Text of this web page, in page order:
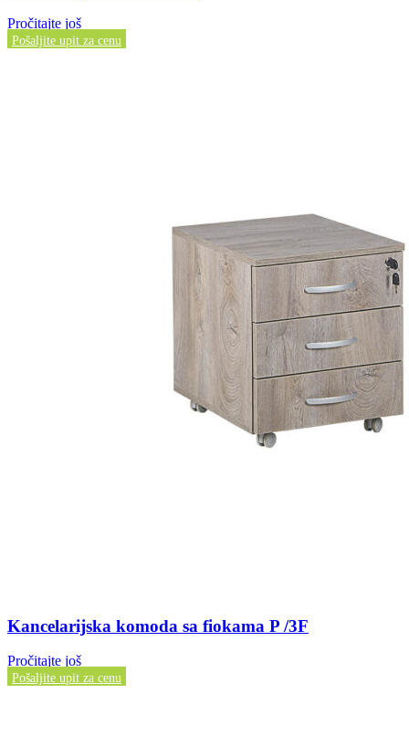
Pročitajte još
Pošaljite upit za cenu
Kancelarijska komoda sa fiokama P /3F
Pročitajte još
Pošaljite upit za cenu